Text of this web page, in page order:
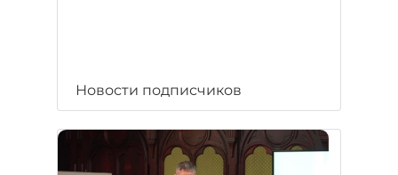
Новости подписчиков